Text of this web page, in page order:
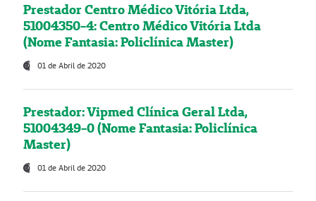
Prestador Centro Médico Vitória Ltda,
51004350-4: Centro Médico Vitória Ltda
(Nome Fantasia: Policlínica Master)
01 de Abril de 2020
Prestador: Vipmed Clínica Geral Ltda,
51004349-0 (Nome Fantasia: Policlínica
Master)
01 de Abril de 2020